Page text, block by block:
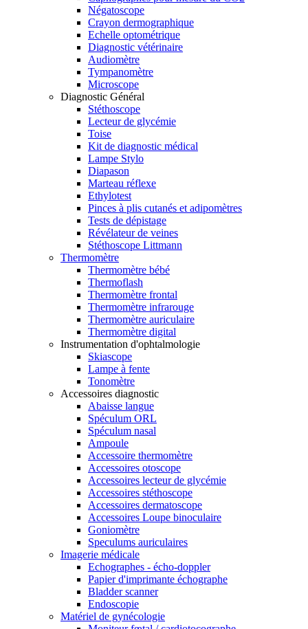
Négatoscope
Crayon dermographique
Echelle optométrique
Diagnostic vétérinaire
Audiomètre
Tympanomètre
Microscope
Diagnostic Général
Stéthoscope
Lecteur de glycémie
Toise
Kit de diagnostic médical
Lampe Stylo
Diapason
Marteau réflexe
Ethylotest
Pinces à plis cutanés et adipomètres
Tests de dépistage
Révélateur de veines
Stéthoscope Littmann
Thermomètre
Thermomètre bébé
Thermoflash
Thermomètre frontal
Thermomètre infrarouge
Thermomètre auriculaire
Thermomètre digital
Instrumentation d'ophtalmologie
Skiascope
Lampe à fente
Tonomètre
Accessoires diagnostic
Abaisse langue
Spéculum ORL
Spéculum nasal
Ampoule
Accessoire thermomètre
Accessoires otoscope
Accessoires lecteur de glycémie
Accessoires stéthoscope
Accessoires dermatoscope
Accessoires Loupe binoculaire
Goniomètre
Speculums auriculaires
Imagerie médicale
Echographes - écho-doppler
Papier d'imprimante échographe
Bladder scanner
Endoscopie
Matériel de gynécologie